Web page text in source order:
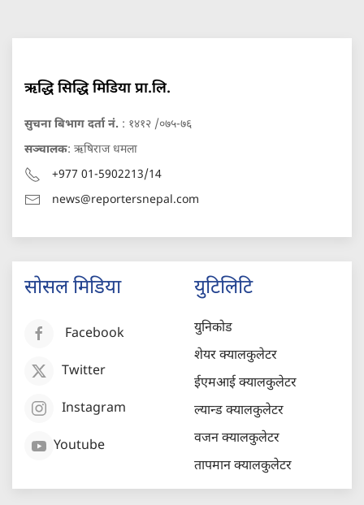
ऋद्धि सिद्धि मिडिया प्रा.लि.
सुचना बिभाग दर्ता नं. : १४१२ /०७५-७६
सञ्चालक: ऋषिराज धमला
+977 01-5902213/14
news@reportersnepal.com
सोसल मिडिया
Facebook
Twitter
Instagram
Youtube
युटिलिटि
युनिकोड
शेयर क्यालकुलेटर
ईएमआई क्यालकुलेटर
ल्यान्ड क्यालकुलेटर
वजन क्यालकुलेटर
तापमान क्यालकुलेटर